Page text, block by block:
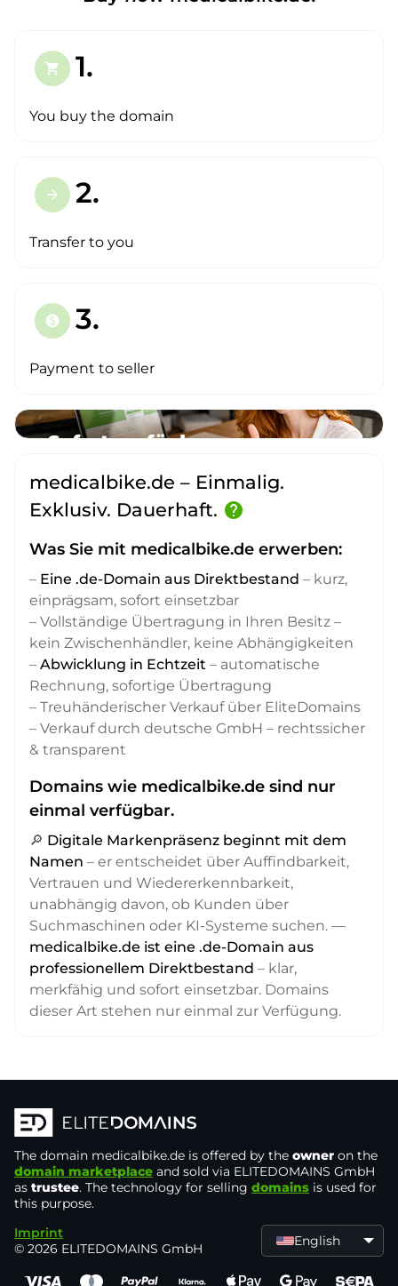
shopping_cart 1.
You buy the domain
arrow_forward 2.
Transfer to you
paid 3.
Payment to seller
medicalbike.de – Einmalig.
Exklusiv. Dauerhaft. help
Was Sie mit medicalbike.de erwerben:
– Eine .de-Domain aus Direktbestand – kurz,
einprägsam, sofort einsetzbar
– Vollständige Übertragung in Ihren Besitz –
kein Zwischenhändler, keine Abhängigkeiten
– Abwicklung in Echtzeit – automatische
Rechnung, sofortige Übertragung
– Treuhänderischer Verkauf über EliteDomains
– Verkauf durch deutsche GmbH – rechtssicher
& transparent
Domains wie medicalbike.de sind nur
einmal verfügbar.
🔎 Digitale Markenpräsenz beginnt mit dem
Namen – er entscheidet über Auffindbarkeit,
Vertrauen und Wiedererkennbarkeit,
unabhängig davon, ob Kunden über
Suchmaschinen oder KI-Systeme suchen. —
medicalbike.de ist eine .de-Domain aus
professionellem Direktbestand – klar,
merkfähig und sofort einsetzbar. Domains
dieser Art stehen nur einmal zur Verfügung.
The domain medicalbike.de is offered by the owner on the
domain marketplace and sold via ELITEDOMAINS GmbH
as trustee. The technology for selling domains is used for
this purpose.
Imprint
© 2026 ELITEDOMAINS GmbH
English